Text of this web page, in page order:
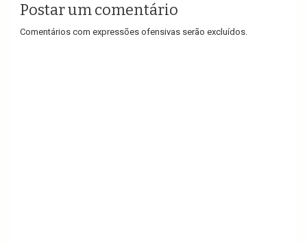
Postar um comentário
Comentários com expressões ofensivas serão excluídos.